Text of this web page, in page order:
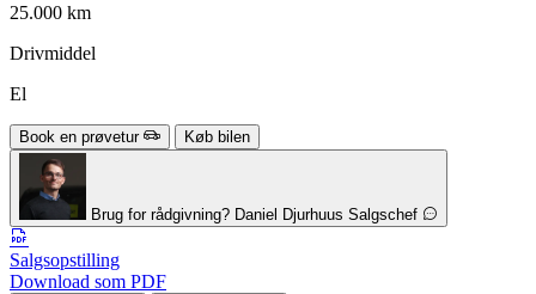
25.000 km
Drivmiddel
El
Book en prøvetur Køb bilen
Brug for rådgivning? Daniel Djurhuus Salgschef
Salgsopstilling
Download som PDF